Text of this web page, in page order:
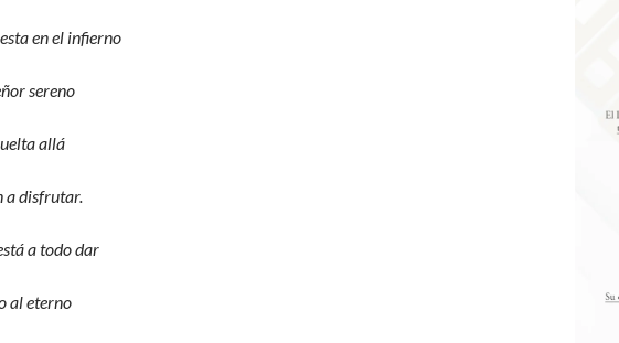
en el infierno
sereno
allá
a disfrutar.
a todo dar
al eterno